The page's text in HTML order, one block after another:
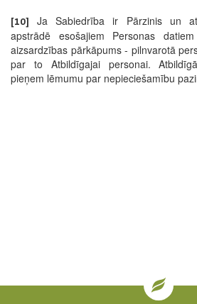
[10]
Ja Sabiedrība ir Pārzinis un
apstrādē esošajiem Personas
aizsardzības pārkāpums - pilnvarotā
par to Atbildīgajai personai.
pieņem lēmumu par nepieciešamību